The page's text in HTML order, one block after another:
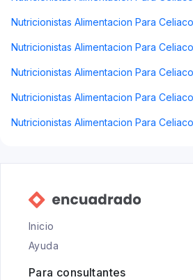
Nutricionistas Alimentacion Para
Nutricionistas Alimentacion Para
Nutricionistas Alimentacion Para
Nutricionistas Alimentacion Para
Nutricionistas Alimentacion Para
Inicio
Ayuda
Para consultantes